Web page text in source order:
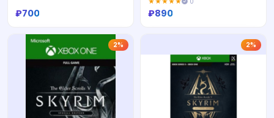
₽700 ₽890
2% 2%